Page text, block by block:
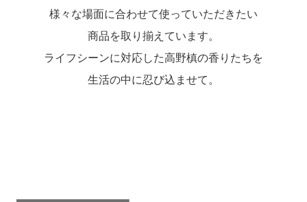
様々な場面に合わせて使っていただきたい
商品を取り揃えています。
ライフシーンに対応した高野槙の香りたちを
生活の中に忍び込ませて。